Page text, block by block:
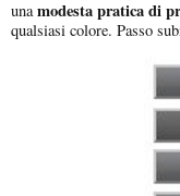
unamodesta pratica di
qualsiasi colore. Passo